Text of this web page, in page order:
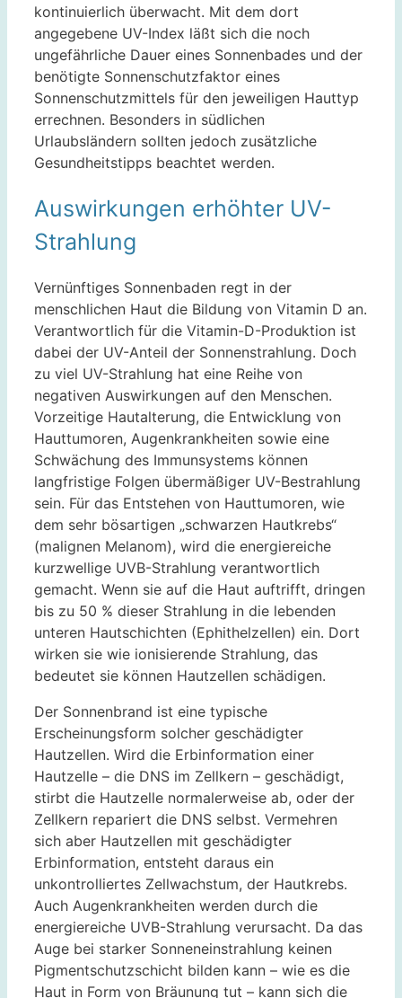
kontinuierlich überwacht. Mit dem dort
angegebene UV-Index läßt sich die noch
ungefährliche Dauer eines Sonnenbades und der
benötigte Sonnenschutzfaktor eines
Sonnenschutzmittels für den jeweiligen Hauttyp
errechnen. Besonders in südlichen
Urlaubsländern sollten jedoch zusätzliche
Gesundheitstipps beachtet werden.
Auswirkungen erhöhter UV-
Strahlung
Vernünftiges Sonnenbaden regt in der
menschlichen Haut die Bildung von Vitamin D an.
Verantwortlich für die Vitamin-D-Produktion ist
dabei der UV-Anteil der Sonnenstrahlung. Doch
zu viel UV-Strahlung hat eine Reihe von
negativen Auswirkungen auf den Menschen.
Vorzeitige Hautalterung, die Entwicklung von
Hauttumoren, Augenkrankheiten sowie eine
Schwächung des Immunsystems können
langfristige Folgen übermäßiger UV-Bestrahlung
sein. Für das Entstehen von Hauttumoren, wie
dem sehr bösartigen „schwarzen Hautkrebs“
(malignen Melanom), wird die energiereiche
kurzwellige UVB-Strahlung verantwortlich
gemacht. Wenn sie auf die Haut auftrifft, dringen
bis zu 50 % dieser Strahlung in die lebenden
unteren Hautschichten (Ephithelzellen) ein. Dort
wirken sie wie ionisierende Strahlung, das
bedeutet sie können Hautzellen schädigen.
Der Sonnenbrand ist eine typische
Erscheinungsform solcher geschädigter
Hautzellen. Wird die Erbinformation einer
Hautzelle – die DNS im Zellkern – geschädigt,
stirbt die Hautzelle normalerweise ab, oder der
Zellkern repariert die DNS selbst. Vermehren
sich aber Hautzellen mit geschädigter
Erbinformation, entsteht daraus ein
unkontrolliertes Zellwachstum, der Hautkrebs.
Auch Augenkrankheiten werden durch die
energiereiche UVB-Strahlung verursacht. Da das
Auge bei starker Sonneneinstrahlung keinen
Pigmentschutzschicht bilden kann – wie es die
Haut in Form von Bräunung tut – kann sich die